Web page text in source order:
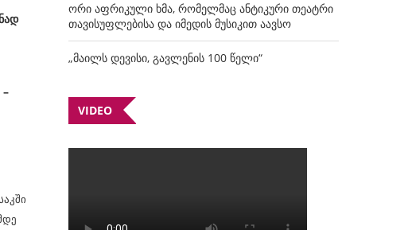
ორი აფრიკული ხმა, რომელმაც ანტიკური თეატრი
თავისუფლებისა და იმედის მუსიკით აავსო
„მაილს დევისი, გავლენის 100 წელი“
VIDEO